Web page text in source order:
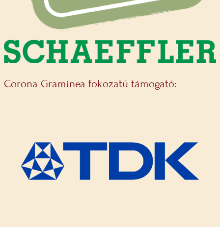
Corona Graminea fokozatú támogató: